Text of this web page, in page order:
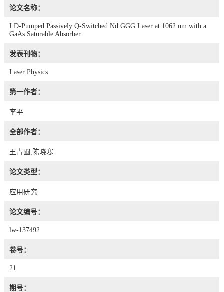
论文名称：
LD-Pumped Passively Q-Switched Nd:GGG Laser at 1062 nm with a
GaAs Saturable Absorber
发表刊物：
Laser Physics
第一作者：
李平
全部作者：
王青圃,陈晓寒
论文类型：
应用研究
论文编号：
lw-137492
卷号：
21
期号：